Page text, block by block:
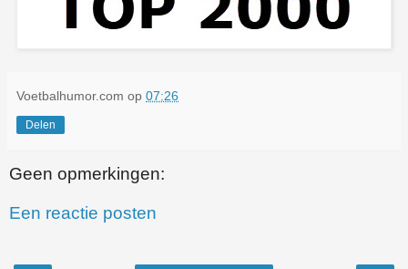
Voetbalhumor.com op 07:26
Delen
Geen opmerkingen:
Een reactie posten